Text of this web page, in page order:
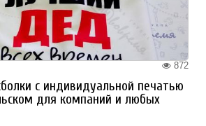
872
с индивидуальной печатью
для компаний и любых